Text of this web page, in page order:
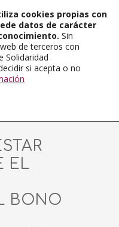
EL
BONO
cookies propias con
datos de carácter
Sin
de terceros con
Solidaridad
si acepta o no